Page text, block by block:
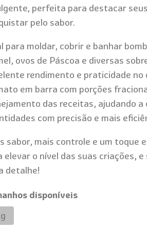
perfeita para destacar
pelo sabor.
para moldar, cobrir e banhar
ovos de Páscoa e diversas
rendimento e praticidade no
em barra com porções
das receitas, ajudando
com precisão e mais
sabor, mais controle e um toque
elevar o nível das suas criações,
detalhe!
disponíveis